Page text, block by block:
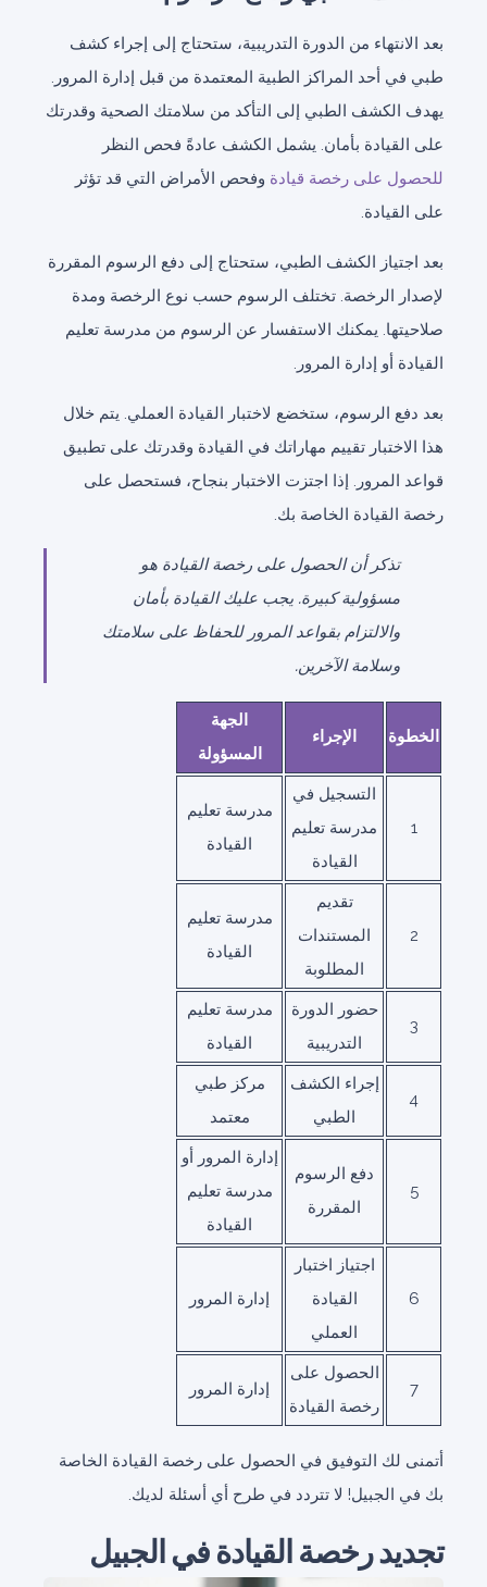
بعد الانتهاء من الدورة التدريبية، ستحتاج إلى إجراء كشف
طبي في أحد المراكز الطبية المعتمدة من قبل إدارة المرور.
يهدف الكشف الطبي إلى التأكد من سلامتك الصحية وقدرتك
على القيادة بأمان. يشمل الكشف عادةً فحص النظر
للحصول على رخصة قيادة وفحص الأمراض التي قد تؤثر
على القيادة.
بعد اجتياز الكشف الطبي، ستحتاج إلى دفع الرسوم المقررة
لإصدار الرخصة. تختلف الرسوم حسب نوع الرخصة ومدة
صلاحيتها. يمكنك الاستفسار عن الرسوم من مدرسة تعليم
القيادة أو إدارة المرور.
بعد دفع الرسوم، ستخضع لاختبار القيادة العملي. يتم خلال
هذا الاختبار تقييم مهاراتك في القيادة وقدرتك على تطبيق
قواعد المرور. إذا اجتزت الاختبار بنجاح، فستحصل على
رخصة القيادة الخاصة بك.
تذكر أن الحصول على رخصة القيادة هو
مسؤولية كبيرة. يجب عليك القيادة بأمان
والالتزام بقواعد المرور للحفاظ على سلامتك
وسلامة الآخرين.
الخطوة الإجراء
الجهة
المسؤولة
1
التسجيل في
مدرسة تعليم
القيادة
مدرسة تعليم
القيادة
2
تقديم
المستندات
المطلوبة
مدرسة تعليم
القيادة
3
حضور الدورة
التدريبية
مدرسة تعليم
القيادة
4
إجراء الكشف
الطبي
مركز طبي
معتمد
5
دفع الرسوم
المقررة
إدارة المرور أو
مدرسة تعليم
القيادة
6
اجتياز اختبار
القيادة
العملي
إدارة المرور
7
الحصول على
رخصة القيادة
إدارة المرور
أتمنى لك التوفيق في الحصول على رخصة القيادة الخاصة
بك في الجبيل! لا تتردد في طرح أي أسئلة لديك.
تجديد رخصة القيادة في الجبيل